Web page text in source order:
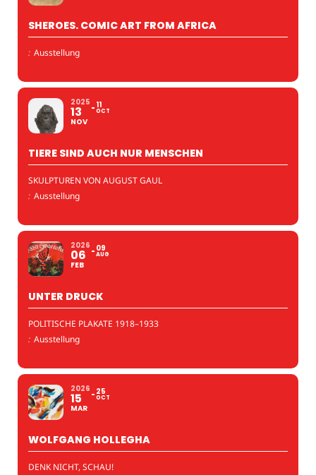
SHEROES. COMIC ART FROM AFRICA
: Ausstellung
2025
13
NOV
11
OCT
TIERE SIND AUCH NUR MENSCHEN
SKULPTUREN VON AUGUST GAUL
: Ausstellung
2026
06
FEB
09
AUG
UNTER DRUCK
POLITISCHE PLAKATE 1918–1933
: Ausstellung
2026
15
MAR
25
OCT
WOLFGANG HOLLEGHA
DENK NICHT, SCHAU!